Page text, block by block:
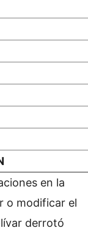
en la
o modificar el
derrotó